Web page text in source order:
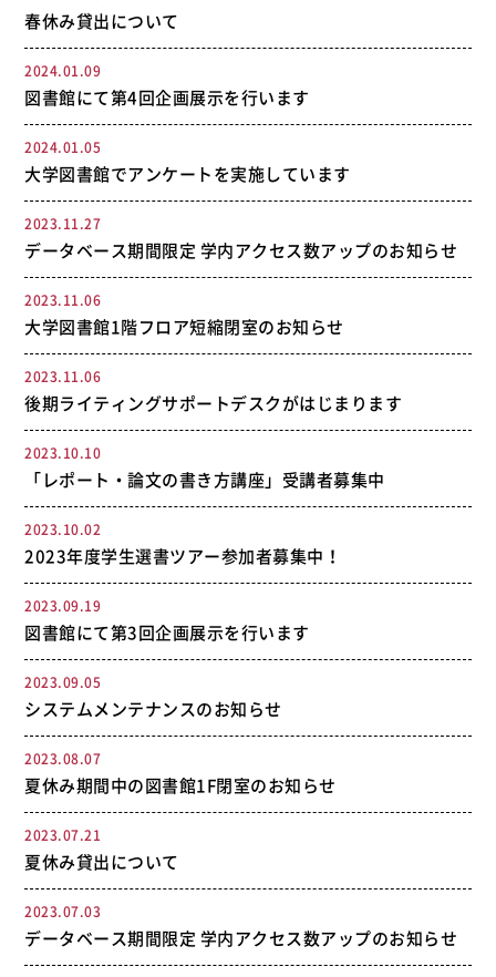
春休み貸出について
2024.01.09
図書館にて第4回企画展示を行います
2024.01.05
大学図書館でアンケートを実施しています
2023.11.27
データベース期間限定 学内アクセス数アップのお知らせ
2023.11.06
大学図書館1階フロア短縮閉室のお知らせ
2023.11.06
後期ライティングサポートデスクがはじまります
2023.10.10
「レポート・論文の書き方講座」受講者募集中
2023.10.02
2023年度学生選書ツアー参加者募集中！
2023.09.19
図書館にて第3回企画展示を行います
2023.09.05
システムメンテナンスのお知らせ
2023.08.07
夏休み期間中の図書館1F閉室のお知らせ
2023.07.21
夏休み貸出について
2023.07.03
データベース期間限定 学内アクセス数アップのお知らせ